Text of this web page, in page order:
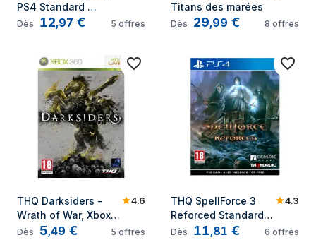
PS4 Standard
Multilingue
Dès 12,97 € 5 offres
Titans des marées
Dès 29,99 € 8 offres
THQ Darksiders -
Wrath of War, Xbox
360, FR Français
4.6
Dès 5,49 € 5 offres
THQ SpellForce 3
Reforced Standard
Multilingue
4.3
Dès 11,81 € 6 offres